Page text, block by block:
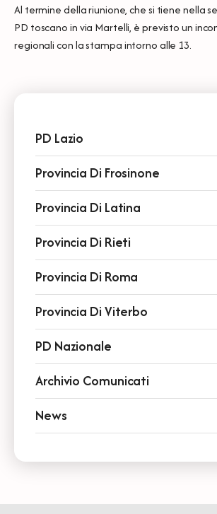
Al termine della riunione, che si tiene nella
PD toscano in via Martelli, è previsto un
regionali con la stampa intorno alle 13.
PD Lazio
Provincia Di Frosinone
Provincia Di Latina
Provincia Di Rieti
Provincia Di Roma
Provincia Di Viterbo
PD Nazionale
Archivio Comunicati
News